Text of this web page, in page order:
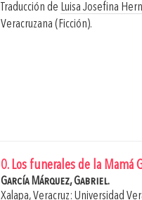
Traducción de Luisa Josefina
Veracruzana (Ficción).
0. Los funerales de la Mamá
García Márquez, Gabriel.
Xalapa, Veracruz: Universidad